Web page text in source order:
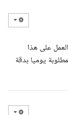
على هذا
يوميا بدقة